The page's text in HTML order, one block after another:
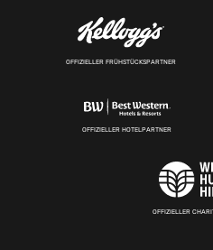
OFFIZIELLER FRÜHSTÜCKSPARTNER
OFFIZIELLER HOTELPARTNER
OFFIZIELLER